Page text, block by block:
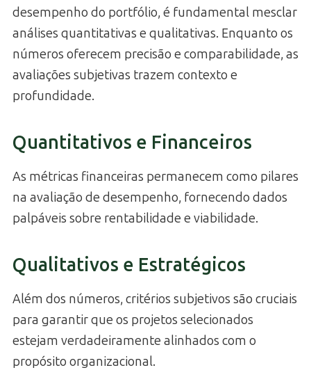
desempenho do portfólio, é fundamental mesclar
análises quantitativas e qualitativas. Enquanto os
números oferecem precisão e comparabilidade, as
avaliações subjetivas trazem contexto e
profundidade.
Quantitativos e Financeiros
As métricas financeiras permanecem como pilares
na avaliação de desempenho, fornecendo dados
palpáveis sobre rentabilidade e viabilidade.
Qualitativos e Estratégicos
Além dos números, critérios subjetivos são cruciais
para garantir que os projetos selecionados
estejam verdadeiramente alinhados com o
propósito organizacional.